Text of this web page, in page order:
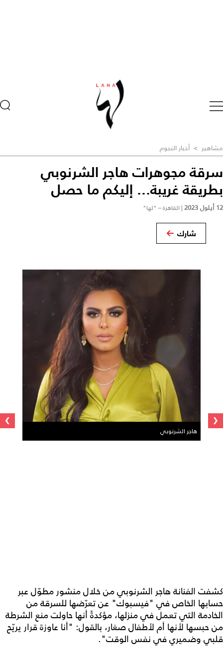
مشاهير > أخبار النجوم
سرقة مجوهرات هاجر الشرنوبي
بطريقة غريبة... إليكم ما حصل
12 أيلول 2023 | القاهرة – "لها"
شارك
هاجر الشرنوبي ‹
›
كشفت الفنانة هاجر الشرنوبي من خلال منشور مطوّل عبر
حسابها الخاص في "فيسبوك" عن تعرّضها للسرقة من
الخادمة التي تعمل في منزلها، مؤكدةً أنها حاولت منع الشرطة
من حبسها لأنها أم لأطفال صغار، بالقول: "أنا عاوزة قرار يريّح
قلبي وضميري في نفس الوقت".